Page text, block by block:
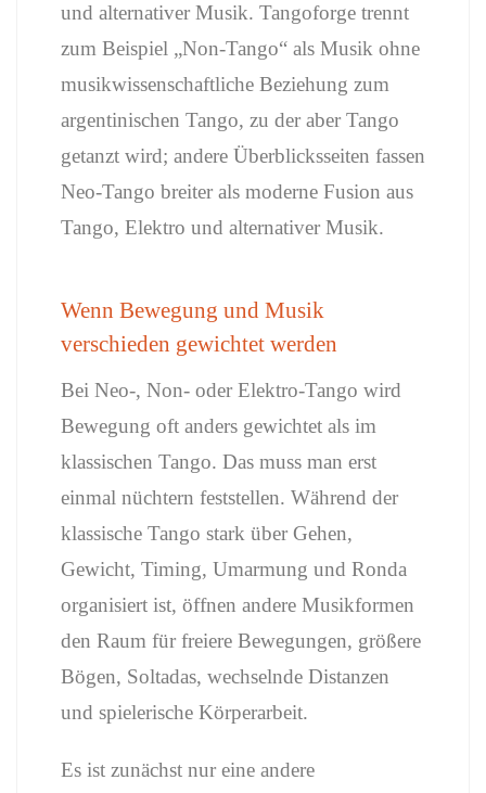
und alternativer Musik. Tangoforge trennt
zum Beispiel „Non-Tango“ als Musik ohne
musikwissenschaftliche Beziehung zum
argentinischen Tango, zu der aber Tango
getanzt wird; andere Überblicksseiten fassen
Neo-Tango breiter als moderne Fusion aus
Tango, Elektro und alternativer Musik.
Wenn Bewegung und Musik
verschieden gewichtet werden
Bei Neo-, Non- oder Elektro-Tango wird
Bewegung oft anders gewichtet als im
klassischen Tango. Das muss man erst
einmal nüchtern feststellen. Während der
klassische Tango stark über Gehen,
Gewicht, Timing, Umarmung und Ronda
organisiert ist, öffnen andere Musikformen
den Raum für freiere Bewegungen, größere
Bögen, Soltadas, wechselnde Distanzen
und spielerische Körperarbeit.
Es ist zunächst nur eine andere